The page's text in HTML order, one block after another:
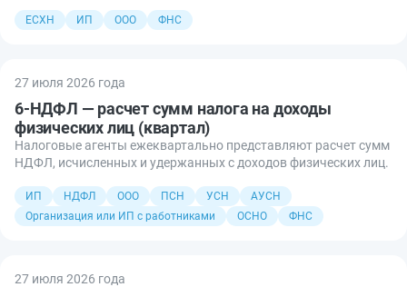
ЕСХН ИП ООО ФНС
27 июля 2026 года
6-НДФЛ — расчет сумм налога на доходы
физических лиц (квартал)
Налоговые агенты ежеквартально представляют расчет сумм
НДФЛ, исчисленных и удержанных с доходов физических лиц.
ИП НДФЛ ООО ПСН УСН
АУСН
Организация или ИП с работниками
ОСНО ФНС
27 июля 2026 года